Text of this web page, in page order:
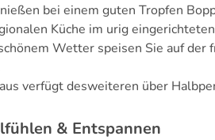
bei einem guten Tropfen
Küche im urig
Wetter speisen Sie auf
verfügt desweiteren über
& Entspannen